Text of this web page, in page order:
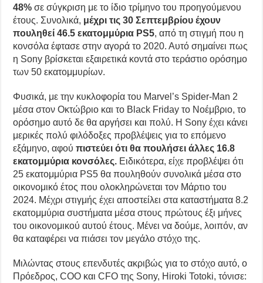
48% σε σύγκριση με το ίδιο τρίμηνο του προηγούμενου
έτους. Συνολικά, μέχρι τις 30 Σεπτεμβρίου έχουν
πουληθεί 46.5 εκατομμύρια PS5, από τη στιγμή που η
κονσόλα έφτασε στην αγορά το 2020. Αυτό σημαίνει πως
η Sony βρίσκεται εξαιρετικά κοντά στο τεράστιο ορόσημο
των 50 εκατομμυρίων.
Φυσικά, με την κυκλοφορία του Marvel’s Spider-Man 2
μέσα στον Οκτώβριο και το Black Friday το Νοέμβριο, το
ορόσημο αυτό δε θα αργήσει και πολύ. Η Sony έχει κάνει
μερικές πολύ φιλόδοξες προβλέψεις για το επόμενο
εξάμηνο, αφούπιστεύει ότι θα πουλήσει άλλες 16.8
εκατομμύρια κονσόλες. Ειδικότερα, είχε προβλέψει ότι
25 εκατομμύρια PS5 θα πουληθούν συνολικά μέσα στο
οικονομικό έτος που ολοκληρώνεται τον Μάρτιο του
2024. Μέχρι στιγμής έχει αποστείλει στα καταστήματα 8.2
εκατομμύρια συστήματα μέσα στους πρώτους έξι μήνες
του οικονομικού αυτού έτους. Μένει να δούμε, λοιπόν, αν
θα καταφέρει να πιάσει τον μεγάλο στόχο της.
Μιλώντας στους επενδυτές ακριβώς για το στόχο αυτό, ο
Πρόεδρος, COO και CFO της Sony, Hiroki Totoki, τόνισε: